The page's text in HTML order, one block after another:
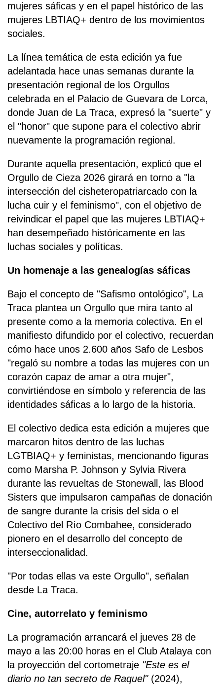
mujeres sáficas y en el papel histórico de las
mujeres LBTIAQ+ dentro de los movimientos
sociales.
La línea temática de esta edición ya fue
adelantada hace unas semanas durante la
presentación regional de los Orgullos
celebrada en el Palacio de Guevara de Lorca,
donde Juan de La Traca, expresó la "suerte" y
el "honor" que supone para el colectivo abrir
nuevamente la programación regional.
Durante aquella presentación, explicó que el
Orgullo de Cieza 2026 girará en torno a "la
intersección del cisheteropatriarcado con la
lucha cuir y el feminismo", con el objetivo de
reivindicar el papel que las mujeres LBTIAQ+
han desempeñado históricamente en las
luchas sociales y políticas.
Un homenaje a las genealogías sáficas
Bajo el concepto de "Safismo ontológico", La
Traca plantea un Orgullo que mira tanto al
presente como a la memoria colectiva. En el
manifiesto difundido por el colectivo, recuerdan
cómo hace unos 2.600 años Safo de Lesbos
"regaló su nombre a todas las mujeres con un
corazón capaz de amar a otra mujer",
convirtiéndose en símbolo y referencia de las
identidades sáficas a lo largo de la historia.
El colectivo dedica esta edición a mujeres que
marcaron hitos dentro de las luchas
LGTBIAQ+ y feministas, mencionando figuras
como Marsha P. Johnson y Sylvia Rivera
durante las revueltas de Stonewall, las Blood
Sisters que impulsaron campañas de donación
de sangre durante la crisis del sida o el
Colectivo del Río Combahee, considerado
pionero en el desarrollo del concepto de
interseccionalidad.
"Por todas ellas va este Orgullo", señalan
desde La Traca.
Cine, autorrelato y feminismo
La programación arrancará el jueves 28 de
mayo a las 20:00 horas en el Club Atalaya con
la proyección del cortometraje "Este es el
diario no tan secreto de Raquel"(2024),